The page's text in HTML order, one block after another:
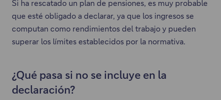
Si ha rescatado un plan de pensiones, es muy probable
que esté obligado a declarar, ya que los ingresos se
computan como rendimientos del trabajo y pueden
superar los límites establecidos por la normativa.
¿Qué pasa si no se incluye en la
declaración?